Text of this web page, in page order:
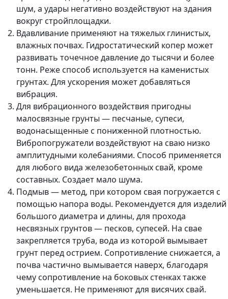
шум, а удары негативно воздействуют на здания
вокруг стройплощадки.
Вдавливание применяют на тяжелых глинистых,
влажных почвах. Гидростатический копер может
развивать точечное давление до тысячи и более
тонн. Реже способ используется на каменистых
грунтах. Для ускорения может добавляться
вибрация.
Для вибрационного воздействия пригодны
малосвязные грунты — песчаные, супеси,
водонасыщенные с пониженной плотностью.
Вибропогружатели воздействуют на сваю низко
амплитудными колебаниями. Способ применяется
для любого вида железобетонных свай, кроме
составных. Создает мало шума.
Подмыв — метод, при котором свая погружается с
помощью напора воды. Рекомендуется для изделий
большого диаметра и длины, для прохода
несвязных грунтов — песков, супесей. На свае
закрепляется труба, вода из которой вымывает
грунт перед острием. Сопротивление снижается, а
почва частично вымывается наверх, благодаря
чему сопротивление на боковых стенках также
уменьшается. Не применяют для висячих свай.